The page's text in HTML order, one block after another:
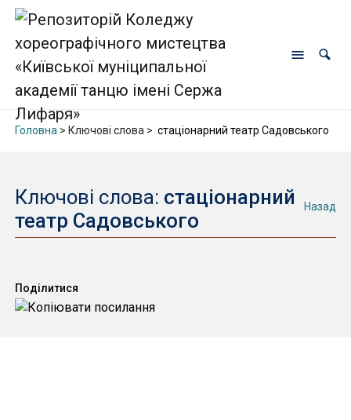
Головна > Ключові слова > стаціонарний театр Садовського
Ключові слова: стаціонарний
театр Садовського
Назад
Поділитися